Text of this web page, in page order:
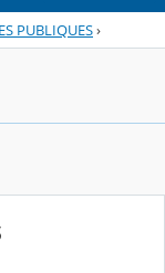
PUBLIQUES›